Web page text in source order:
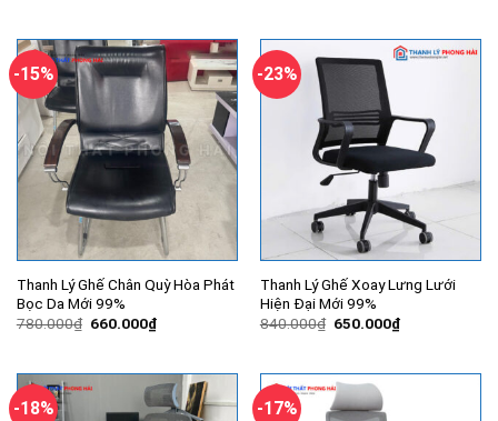
1.010.000₫.
650.000₫.
-15%
Thanh Lý Ghế Chân Quỳ Hòa Phát
Bọc Da Mới 99%
780.000₫ Giá
660.000₫Giá
hiện
660.000₫.
-23%
Thanh Lý Ghế Xoay Lưng Lưới
Hiện Đại Mới 99%
840.000₫ Giá
650.000₫Giá
hiện
650.000₫.
-18% -17%